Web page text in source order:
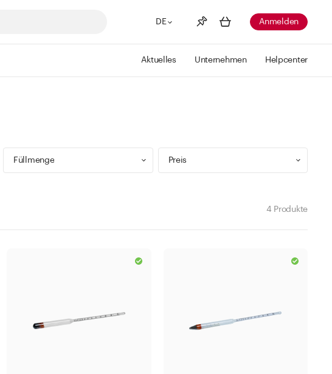
DE
Merkliste Mehr anzeigen
Anmelden
Aktuelles Unternehmen Helpcenter
Füllmenge
0 - 99 ml
Preis
CHF
4 Produkte